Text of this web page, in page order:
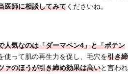
医師に相談してみてくださいね。
人気なのは「ダーマペン4」と「ポテン
使って肌の再生力を促し、毛穴を引き締
ァのほうが引き締め効果は高いと言われ